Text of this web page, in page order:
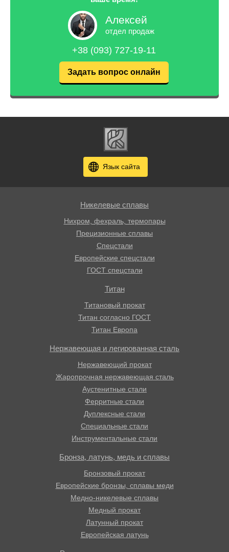
Алексей
отдел продаж
+38 (093) 727-19-11
Задать вопрос онлайн
Язык сайта
Никелевые сплавы
Нихром, фехраль, термопары
Прецизионные сплавы
Спецстали
Европейские спецстали
ГОСТ спецстали
Титан
Титановый прокат
Титан согласно ГОСТ
Титан Европа
Нержавеющая и легированная сталь
Нержавеющий прокат
Жаропрочная нержавеющая сталь
Аустенитные стали
Ферритные стали
Дуплексные стали
Специальные стали
Инструментальные стали
Бронза, латунь, медь и сплавы
Бронзовый прокат
Европейские бронзы, сплавы меди
Медно-никелевые сплавы
Медный прокат
Латунный прокат
Европейская латунь